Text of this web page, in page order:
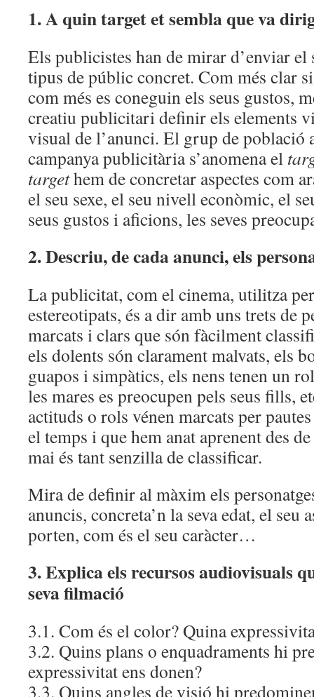
1. A quin target et sembla que va
Els publicistes han de mirar d’enviar el
tipus de públic concret. Com més clar
com més es coneguin els seus gustos,
creatiu publicitari definir els elements
visual de l’anunci. El grup de població
campanya publicitària s’anomena el
targethem de concretar aspectes com
el seu sexe, el seu nivell econòmic, el
seus gustos i aficions, les seves
2. Descriu, de cada anunci, els
La publicitat, com el cinema, utilitza
estereotipats, és a dir amb uns trets de
marcats i clars que són fàcilment
els dolents són clarament malvats, els
guapos i simpàtics, els nens tenen un
les mares es preocupen pels seus fills,
actituds o rols vénen marcats per
el temps i que hem anat aprenent des
mai és tant senzilla de classificar.
Mira de definir al màxim els
anuncis, concreta’n la seva edat, el seu
porten, com és el seu caràcter…
3. Explica els recursos audiovisuals
seva filmació
3.1. Com és el color? Quina
3.2. Quins plans o enquadraments hi
expressivitat ens donen?
3.3. Quins angles de visió hi